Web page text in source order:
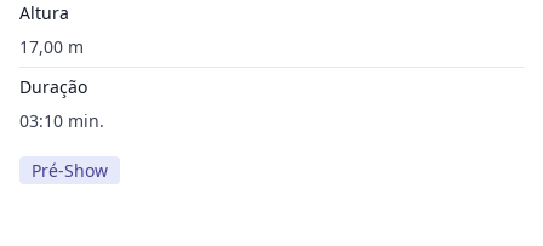
Altura
17,00 m
Duração
03:10 min.
Pré-Show